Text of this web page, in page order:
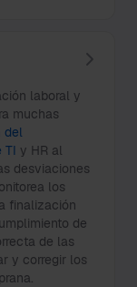
laboral y
muchas
del
TI y HR al
desviaciones
los
finalización
de
de las
y corregir los